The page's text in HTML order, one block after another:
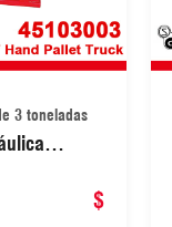
3 toneladas
$